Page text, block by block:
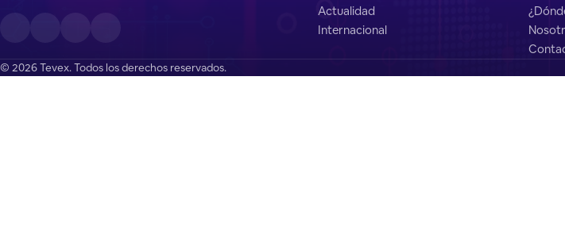
Actualidad
Internacional
© 2026 Tevex. Todos los derechos reservados.